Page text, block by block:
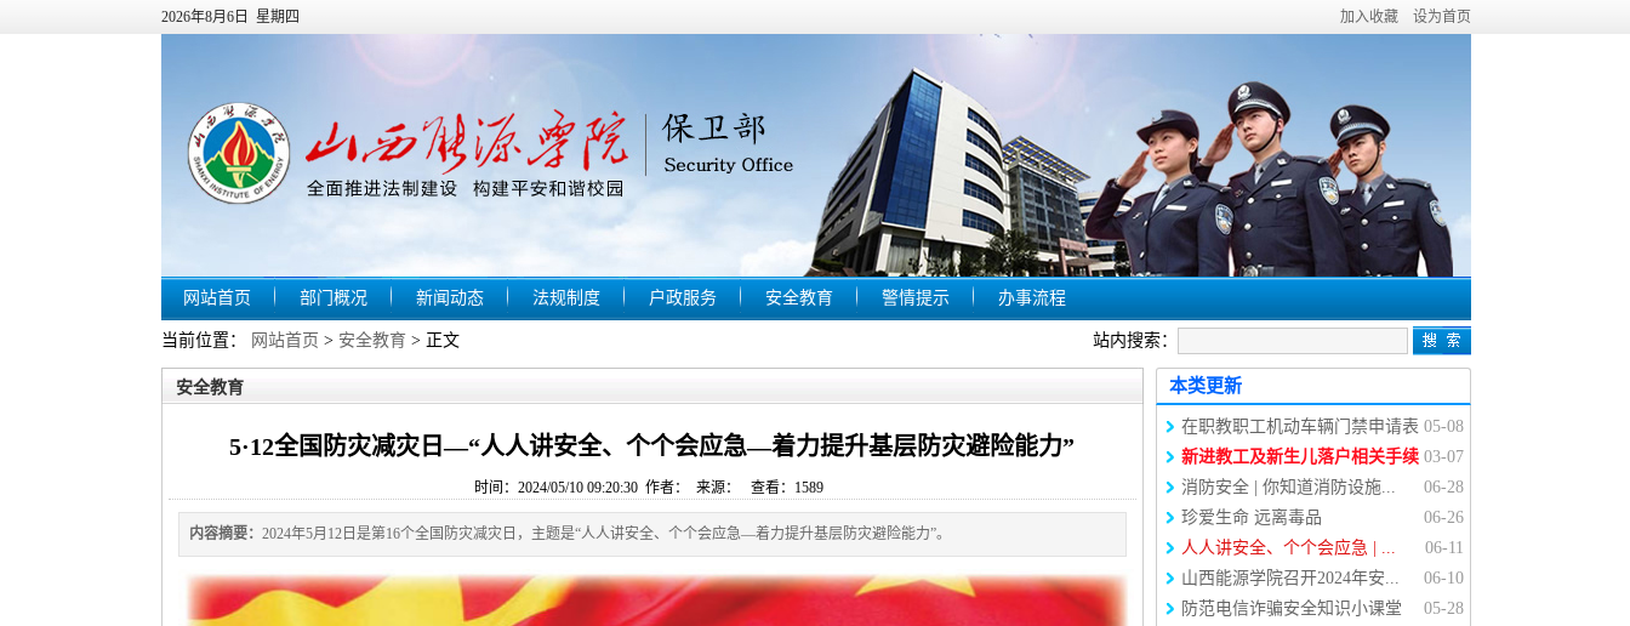
2026年8月6日 星期四 加入收藏 设为首页
网站首页 部门概况 新闻动态 法规制度 户政服务 安全教育 警情提示 办事流程
当前位置： 网站首页 > 安全教育> 正文 站内搜索：
安全教育
5·12全国防灾减灾日—“人人讲安全、个个会应急—着力提升基层防灾避险能力”
时间：2024/05/10 09:20:30 作者： 来源： 查看： 1589
内容摘要： 2024年5月12日是第16个全国防灾减灾日，主题是“人人讲安全、个个会应急—着力提升基层防灾避险能力”。
本类更新
05-08
在职教职工机动车辆门禁申请表
03-07
新进教工及新生儿落户相关手续
06-28
消防安全 | 你知道消防设施...
06-26
珍爱生命 远离毒品
06-11
人人讲安全、个个会应急 | ...
06-10
山西能源学院召开2024年安...
05-28
防范电信诈骗安全知识小课堂